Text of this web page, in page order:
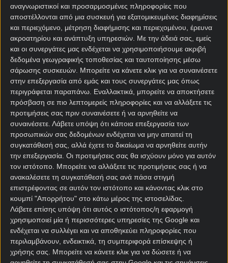
αναγνωριστικοί και προσαρμοσμένες πληροφορίες που
αποστέλλονται από μια συσκευή για εξατομικευμένες διαφημίσεις
και περιεχόμενο, μέτρηση διαφήμισης και περιεχομένου, έρευνα
ακροατηρίου και ανάπτυξη υπηρεσιών. Με την άδειά σας, εμείς
και οι συνεργάτες μας ενδέχεται να χρησιμοποιήσουμε ακριβή
δεδομένα γεωγραφικής τοποθεσίας και ταυτοποίησης μέσω
σάρωσης συσκευών. Μπορείτε να κάνετε κλικ για να συναινέσετε
στην επεξεργασία από εμάς και τους συνεργάτες μας όπως
περιγράφεται παραπάνω. Εναλλακτικά, μπορείτε να αποκτήσετε
πρόσβαση σε πιο λεπτομερείς πληροφορίες και να αλλάξετε τις
προτιμήσεις σας πριν συναινέσετε ή να αρνηθείτε να
συναινέσετε. Λάβετε υπόψη ότι κάποια επεξεργασία των
προσωπικών σας δεδομένων ενδέχεται να μην απαιτεί τη
συγκατάθεσή σας, αλλά έχετε το δικαίωμα να αρνηθείτε αυτήν
την επεξεργασία. Οι προτιμήσεις σας θα ισχύουν μόνο για αυτόν
τον ιστότοπο. Μπορείτε να αλλάξετε τις προτιμήσεις σας ή να
ανακαλέσετε τη συγκατάθεσή σας ανά πάσα στιγμή
επιστρέφοντας σε αυτόν τον ιστότοπο και κάνοντας κλικ στο
κουμπί "Απορρήτου" στο κάτω μέρος της ιστοσελίδας.
Λάβετε επίσης υπόψη ότι αυτός ο ιστότοπος/η εφαρμογή
χρησιμοποιεί μία ή περισσότερες υπηρεσίες της Google και
ενδέχεται να συλλέγει και να αποθηκεύει πληροφορίες που
περιλαμβάνουν, ενδεικτικά, τη συμπεριφορά επίσκεψης ή
χρήσης σας. Μπορείτε να κάνετε κλικ για να δώσετε ή να
ΣΤΟΙΧΗΜΑΤΙΚΕΣ ΠΡΟΣΦΟΡΕΣ *
Αρχική Σελίδα
Χρήστος Σωτηρακόπουλος
Προγνωστικά
Βαθμολογίες - Στατιστικά
Κουπόνι
Πρόγραμμα TV
Προσφορές*